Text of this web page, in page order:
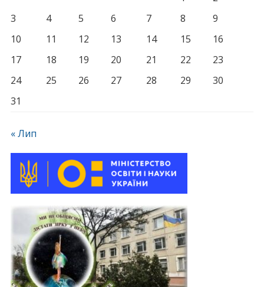
3
4 5 6 7 8
9
10
11 12 13 14 15
16
17
18 19 20 21 22
23
24
25 26 27 28 29
30
31
« Лип